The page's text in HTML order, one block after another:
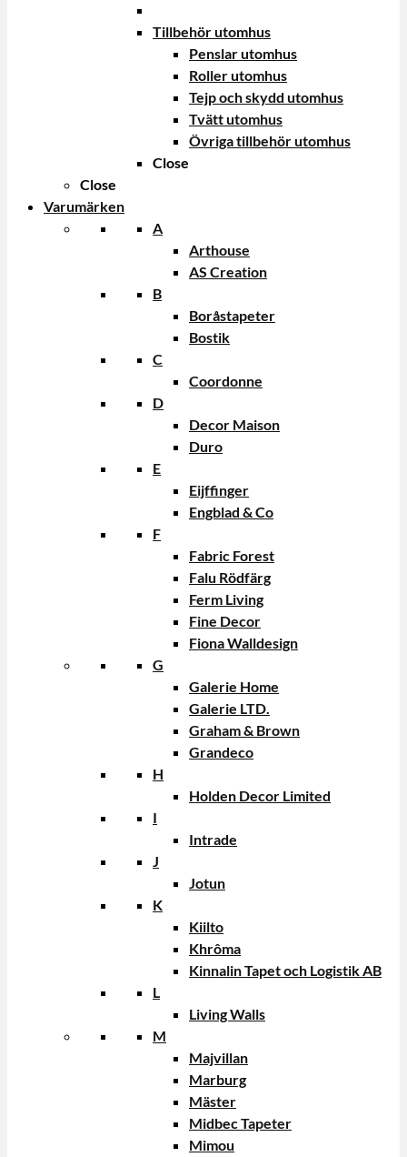
Tillbehör utomhus
Penslar utomhus
Roller utomhus
Tejp och skydd utomhus
Tvätt utomhus
Övriga tillbehör utomhus
Close
Close
Varumärken
A
Arthouse
AS Creation
B
Boråstapeter
Bostik
C
Coordonne
D
Decor Maison
Duro
E
Eijffinger
Engblad & Co
F
Fabric Forest
Falu Rödfärg
Ferm Living
Fine Decor
Fiona Walldesign
G
Galerie Home
Galerie LTD.
Graham & Brown
Grandeco
H
Holden Decor Limited
I
Intrade
J
Jotun
K
Kiilto
Khrôma
Kinnalin Tapet och Logistik AB
L
Living Walls
M
Majvillan
Marburg
Mäster
Midbec Tapeter
Mimou